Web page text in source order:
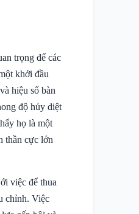
trọng để các
khởi đầu
hiệu số bàn
độ hủy diệt
họ là một
thần cực lớn
việc để thua
chỉnh. Việc